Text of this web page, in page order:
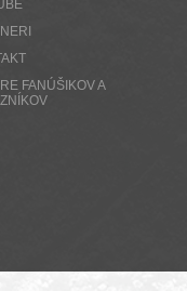
FANÚŠIKOV A